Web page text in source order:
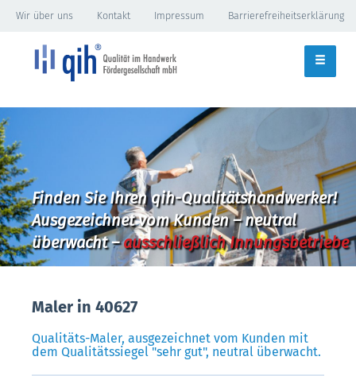
Wir über uns Kontakt Impressum Barrierefreiheitserklärung
Finden Sie Ihren qih-Qualitätshandwerker!
Ausgezeichnet vom Kunden – neutral
überwacht –ausschließlich Innungsbetriebe
Maler in 40627
Qualitäts-Maler, ausgezeichnet vom Kunden mit
dem Qualitätssiegel "sehr gut", neutral überwacht.